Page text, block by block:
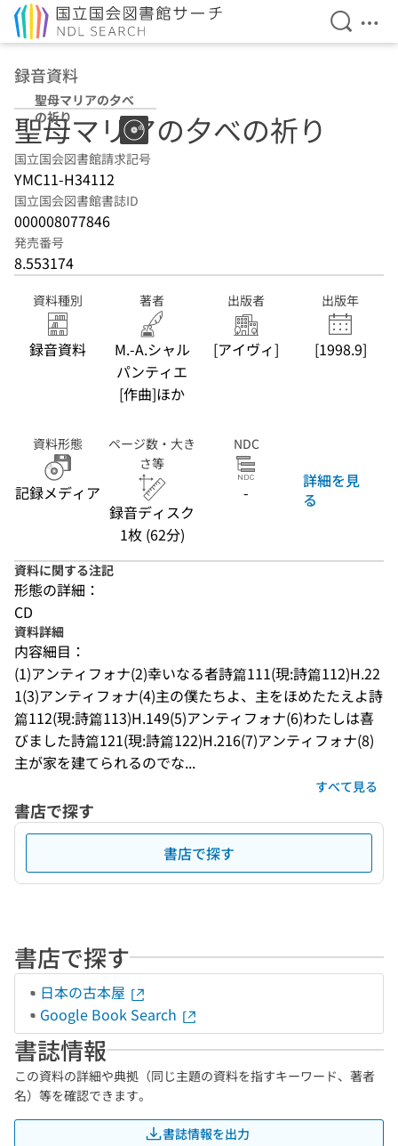
検索を
メ
録音資料
聖母マリアの夕べ
の祈り
聖母マリアの夕べの祈り
国立国会図書館請求記号
YMC11-H34112
国立国会図書館書誌ID
000008077846
発売番号
8.553174
資料種別
録音資料
著者
M.-A.シャル
パンティエ
[作曲]ほか
出版者
[アイヴィ]
出版年
[1998.9]
資料形態
記録メディア
ページ数・大き
さ等
録音ディスク
1枚 (62分)
NDC
-
詳細を見
る
資料に関する注記
形態の詳細：
CD
資料詳細
内容細目：
(1)アンティフォナ(2)幸いなる者詩篇111(現:詩篇112)H.22
1(3)アンティフォナ(4)主の僕たちよ、主をほめたたえよ詩
篇112(現:詩篇113)H.149(5)アンティフォナ(6)わたしは喜
びました詩篇121(現:詩篇122)H.216(7)アンティフォナ(8)
主が家を建てられるのでな...
すべて見る
書店で探す
書店で探す
書店で探す
日本の古本屋
Google Book Search
書誌情報
この資料の詳細や典拠（同じ主題の資料を指すキーワード、著者
名）等を確認できます。
書誌情報を出力